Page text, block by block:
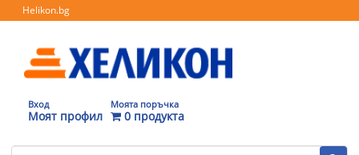
Helikon.bg
Вход
Моят профил
Моята поръчка
0 продукта